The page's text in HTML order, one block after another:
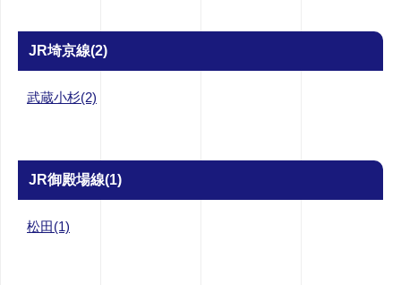
JR埼京線(2)
武蔵小杉(2)
JR御殿場線(1)
松田(1)